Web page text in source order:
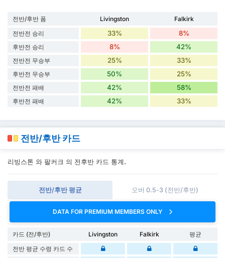
전반/후반 폼 Livingston
Falkirk
전반전 승리
33% 8%
후반전 승리 8% 42%
전반전 무승부 25% 33%
후반전 무승부 50% 25%
전반전 패배 42% 58%
후반전 패배 42% 33%
전반/후반 카드
리빙스톤 와 팔커크 의 전후반 카드 통계.
전반/후반 평균 오버 0.5-3 (전반/후반)
DATA FOR PREMIUM MEMBERS ONLY
카드 (전/후반) Livingston Falkirk
평균
전반 평균 수령 카드 수